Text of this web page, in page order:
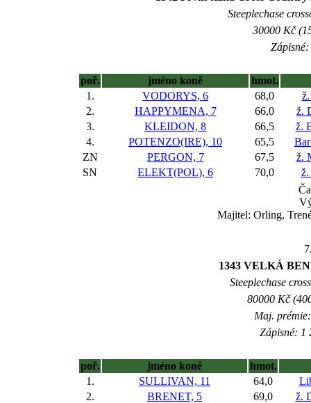
Steeplechase
30000 Kč
poř. jméno koně
hmot.
1.
VODORYS, 6 68,0
2.
HAPPYMENA, 7 66,0
ž.
3.
KLEIDON, 8 66,5
ž.
4.
POTENZO(IRE), 10 65,5
ZN
PERGON, 7 67,5
ž.
SN
ELEKT(POL), 6 70,0
ž.
Majitel: Orling,
1343 VELKÁ
Steeplechase
80000 Kč
Maj.
Zápisné: 1
poř. jméno koně
hmot.
1.
SULLIVAN, 11 64,0
2.
BRENET, 5 69,0
ž.